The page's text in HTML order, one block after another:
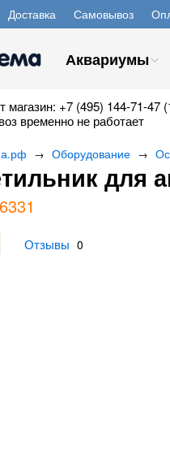
Доставка Самовывоз
Аквариумы
магазин: +7 (495) 144-71-47
временно не работает
→ Оборудование →
для
Отзывы 0